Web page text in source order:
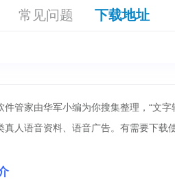
常见问题 下载地址
件管家由华军小编为你搜集整理，“文
真人语音资料、语音广告。有需要下